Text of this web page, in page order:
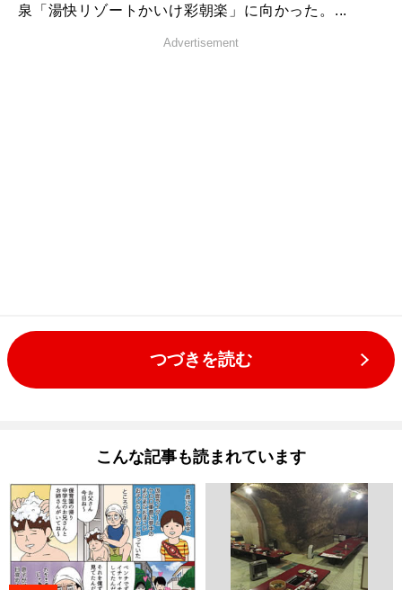
泉「湯快リゾートかいけ彩朝楽」に向かった。...
Advertisement
つづきを読む
こんな記事も読まれています